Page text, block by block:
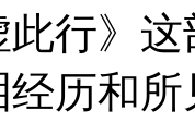
此行》
历和